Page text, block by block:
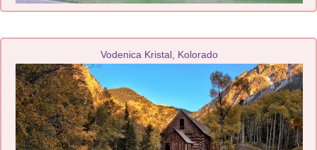
Vodenica Kristal, Kolorado